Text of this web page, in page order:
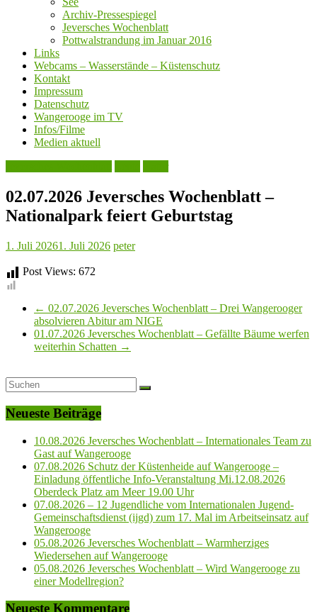
Archiv-Pressespiegel
Jeversches Wochenblatt
Pottwalstrandung im Januar 2016
Links
Webcams – Wasserstände – Küstenschutz
Kontakt
Impressum
Datenschutz
Wangerooge im TV
Infos/Filme
Medien aktuell
02.07.2026 Jeversches Wochenblatt –
Nationalpark feiert Geburtstag
1. Juli 20261. Juli 2026 peter
Post Views: 672
← 02.07.2026 Jeversches Wochenblatt – Drei Wangerooger
absolvieren Abitur am NIGE
01.07.2026 Jeversches Wochenblatt – Gefällte Bäume werfen
weiterhin Schatten →
Neueste Beiträge
10.08.2026 Jeversches Wochenblatt – Internationales Team zu
Gast auf Wangerooge
07.08.2026 Schutz der Küstenheide auf Wangerooge –
Einladung öffentliche Info-Veranstaltung Mi.12.08.2026
Oberdeck Platz am Meer 19.00 Uhr
07.08.2026 – 12 Jugendliche vom Internationalen Jugend-
Gemeinschaftsdienst (ijgd) zum 17. Mal im Arbeitseinsatz auf
Wangerooge
05.08.2026 Jeversches Wochenblatt – Warmherziges
Wiedersehen auf Wangerooge
05.08.2026 Jeversches Wochenblatt – Wird Wangerooge zu
einer Modellregion?
Neueste Kommentare